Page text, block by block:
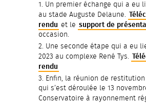
Un premier échange qui a eu
au stade Auguste Delaune.
rendu et le support de
occasion.
Une seconde étape qui a eu
2023 au complexe René Tys.
rendu
Enfin, la réunion de
qui s’est déroulée le 13
Conservatoire à rayonnement